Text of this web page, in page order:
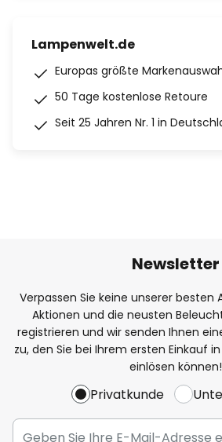
Lampenwelt.de
Europas größte
50 Tage kostenlose Retoure
Seit 25 Jahren Nr. 1 in
Newsletter
Verpassen Sie keine unserer besten
Aktionen und die neusten
registrieren und wir senden Ihnen
zu, den Sie bei Ihrem ersten Einkauf
einlösen können!
Privatkunde